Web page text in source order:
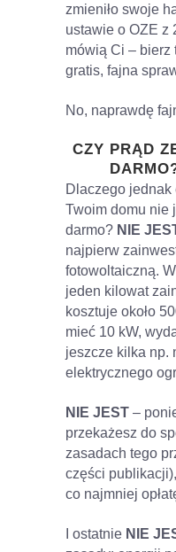
zmieniło swoje
ustawie o OZE z
mówią Ci – bierz
gratis, fajna
No, naprawdę
CZY PRĄD
Dlaczego jednak
Twoim domu nie
darmo? NIE
najpierw
fotowoltaiczną.
jeden kilowat
kosztuje około
mieć 10 kW,
jeszcze kilka np.
elektrycznego
NIE JEST –
przekażesz do
zasadach tego
części
co najmniej
I ostatnie NIE